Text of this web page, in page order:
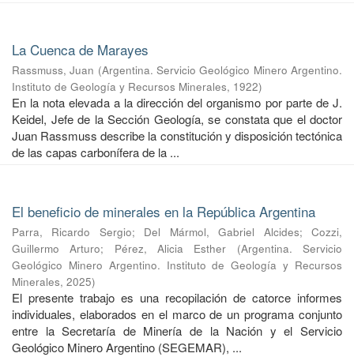
La Cuenca de Marayes
Rassmuss, Juan (Argentina. Servicio Geológico Minero Argentino.
Instituto de Geología y Recursos Minerales, 1922)
En la nota elevada a la dirección del organismo por parte de J.
Keidel, Jefe de la Sección Geología, se constata que el doctor
Juan Rassmuss describe la constitución y disposición tectónica
de las capas carbonífera de la ...
El beneficio de minerales en la República Argentina
Parra, Ricardo Sergio; Del Mármol, Gabriel Alcides;Cozzi,
Guillermo Arturo; Pérez, Alicia Esther (Argentina. Servicio
Geológico Minero Argentino. Instituto de Geología y Recursos
Minerales, 2025)
El presente trabajo es una recopilación de catorce informes
individuales, elaborados en el marco de un programa conjunto
entre la Secretaría de Minería de la Nación y el Servicio
Geológico Minero Argentino (SEGEMAR), ...